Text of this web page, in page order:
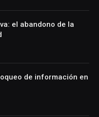
el abandono de la
de información en